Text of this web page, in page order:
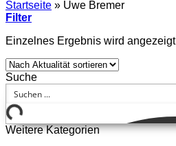
Startseite » Uwe Bremer
Filter
Einzelnes Ergebnis wird angezeigt
Suche
Weitere Kategorien